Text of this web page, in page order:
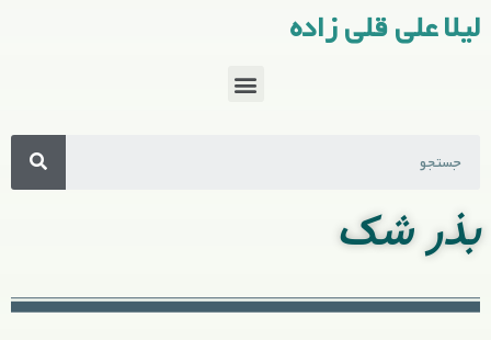
لیلا علی قلی زاده
بذر شک